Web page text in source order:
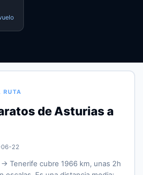
RUTA
de Asturias a
06-22
Tenerife cubre 1966 km, unas 2h